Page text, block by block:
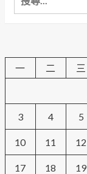
尋
字:
一
二 三
3 4 5
10 11 12
17 18 19